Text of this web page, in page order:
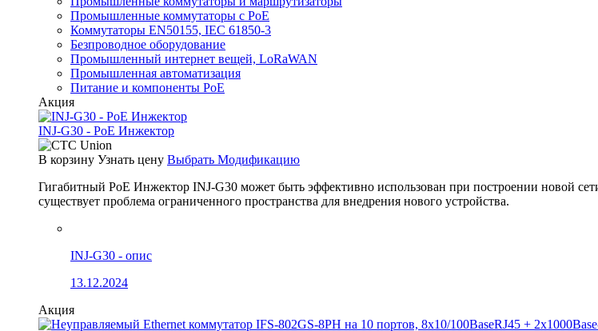
Промышленные коммутаторы с PoE
Коммутаторы EN50155, IEC 61850-3
Безпроводное оборудование
Промышленный интернет вещей, LoRaWAN
Промышленная автоматизация
Питание и компоненты PoE
Акция
INJ-G30 - PoE Инжектор
В корзину Узнать цену Выбрать Модификацию
Гигабитный PoE Инжектор INJ-G30 может быть эффективно использован при построении новой
существует проблема ограниченного пространства для внедрения нового устройства.
INJ-G30 - опис
13.12.2024
Акция